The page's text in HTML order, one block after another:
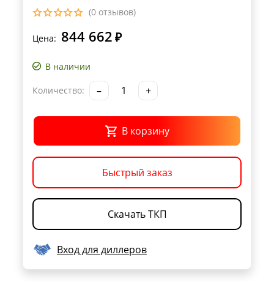
(0 отзывов)
Цена: 844 662 ₽
В наличии
Количество: – +
В корзину
Быстрый заказ
Скачать ТКП
Вход для диллеров